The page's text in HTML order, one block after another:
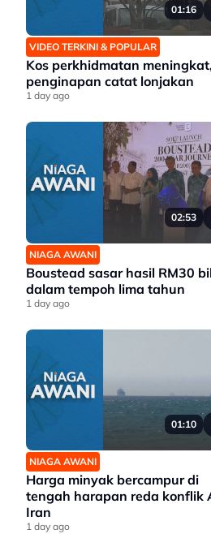
01:16
VIDEO TERKINI & POPULAR
Kos perkhidmatan
penginapan catat lonjakan
1 day ago
02:53
NIAGA AWANI
Boustead sasar hasil RM30
dalam tempoh lima tahun
1 day ago
01:10
NIAGA AWANI
Harga minyak bercampur di
tengah harapan reda konflik
Iran
1 day ago